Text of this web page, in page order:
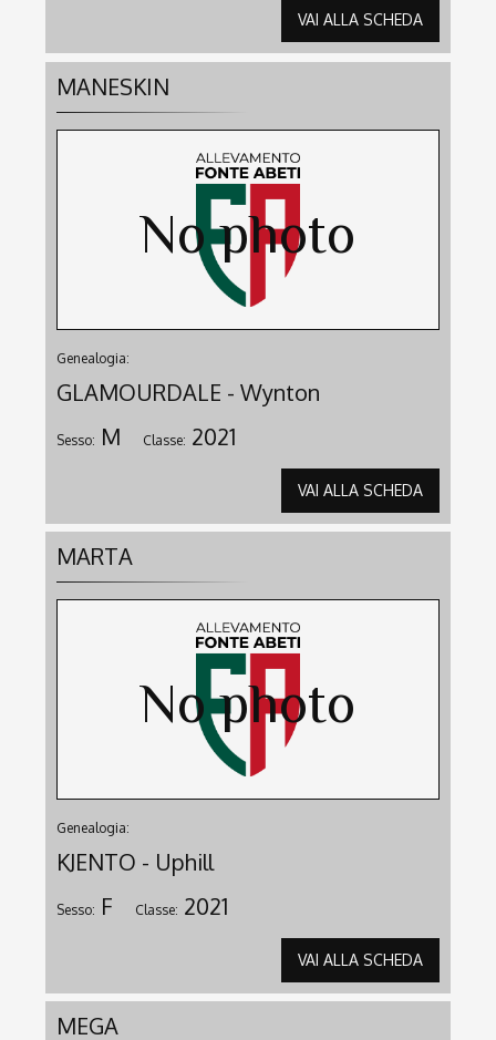
VAI ALLA SCHEDA
MANESKIN
Genealogia:
GLAMOURDALE - Wynton
Sesso: M Classe: 2021
VAI ALLA SCHEDA
MARTA
Genealogia:
KJENTO - Uphill
Sesso: F Classe: 2021
VAI ALLA SCHEDA
MEGA